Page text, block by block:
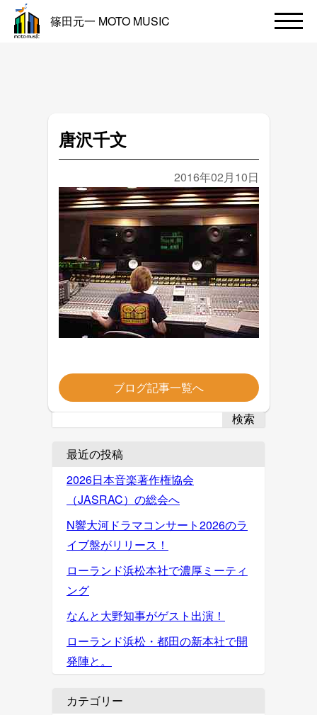
篠田元一 MOTO MUSIC
唐沢千文
2016年02月10日
ブログ記事一覧へ
検索
最近の投稿
2026日本音楽著作権協会
（JASRAC）の総会へ
N響大河ドラマコンサート2026のラ
イブ盤がリリース！
ローランド浜松本社で濃厚ミーティ
ング
なんと大野知事がゲスト出演！
ローランド浜松・都田の新本社で開
発陣と。
カテゴリー